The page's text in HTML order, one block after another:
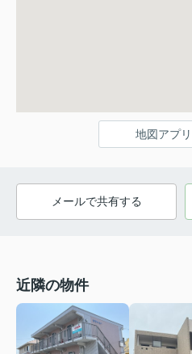
地図アプ
メールで共有する
近隣の物件